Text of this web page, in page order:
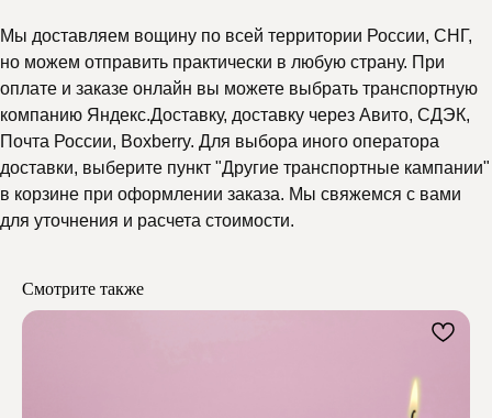
Мы доставляем вощину по всей территории России, СНГ,
но можем отправить практически в любую страну. При
оплате и заказе онлайн вы можете выбрать транспортную
компанию Яндекс.Доставку, доставку через Авито, СДЭК,
Почта России, Boxberry. Для выбора иного оператора
доставки, выберите пункт "Другие транспортные кампании"
в корзине при оформлении заказа. Мы свяжемся с вами
для уточнения и расчета стоимости.
Смотрите также
Почему выбирают
Мелипонини